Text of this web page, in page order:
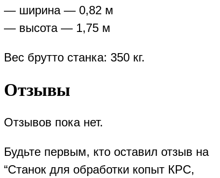
— ширина — 0,82 м
— высота — 1,75 м
Вес брутто станка: 350 кг.
Отзывы
Отзывов пока нет.
Будьте первым, кто оставил отзыв на
“Станок для обработки копыт КРС,